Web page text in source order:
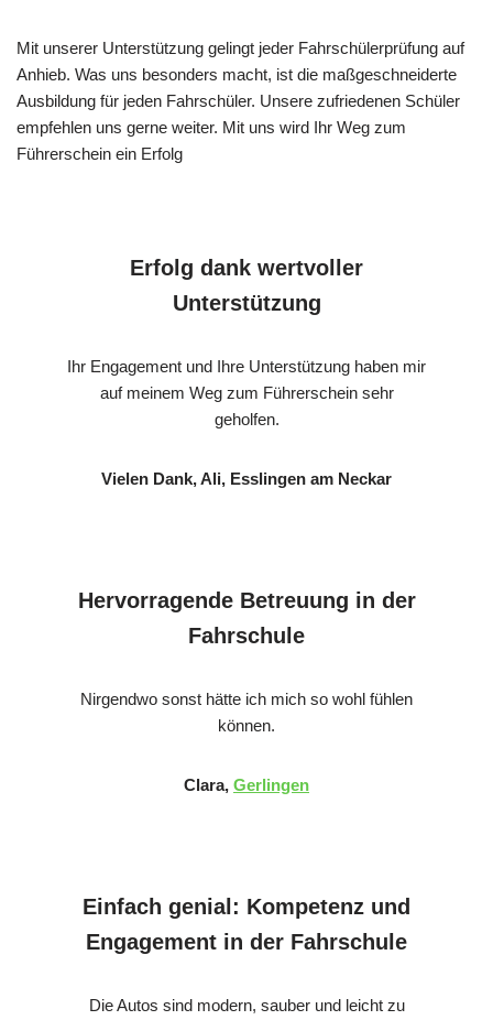
Mit unserer Unterstützung gelingt jeder Fahrschülerprüfung auf
Anhieb. Was uns besonders macht, ist die maßgeschneiderte
Ausbildung für jeden Fahrschüler. Unsere zufriedenen Schüler
empfehlen uns gerne weiter. Mit uns wird Ihr Weg zum
Führerschein ein Erfolg
Erfolg dank wertvoller
Unterstützung
Ihr Engagement und Ihre Unterstützung haben mir
auf meinem Weg zum Führerschein sehr
geholfen.
Vielen Dank, Ali, Esslingen am Neckar
Hervorragende Betreuung in der
Fahrschule
Nirgendwo sonst hätte ich mich so wohl fühlen
können.
Clara, Gerlingen
Einfach genial: Kompetenz und
Engagement in der Fahrschule
Die Autos sind modern, sauber und leicht zu